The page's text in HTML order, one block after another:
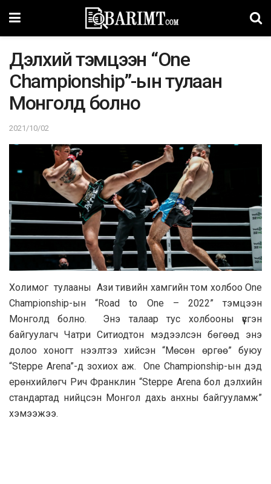
Дэлхий тэмцээн “One
Championship”-ын тулаан
Монголд болно
2021/10/02
Холимог тулааны Ази тивийн хамгийн том холбоо One
Championship-ын “Road to One – 2022” тэмцээн
Монголд болно. Энэ талаар тус холбооны үүсгэн
байгуулагч Чатри Ситиодтон мэдээлсэн бөгөөд энэ
долоо хоногт нээлтээ хийсэн “Мөсөн өргөө” буюу
“Steppe Arena”-д зохиох аж. One Championship-ын дэд
ерөнхийлөгч Рич Франклин “Steppe Arena бол дэлхийн
стандартад нийцсэн Монгол дахь анхны байгууламж”
хэмээжээ.